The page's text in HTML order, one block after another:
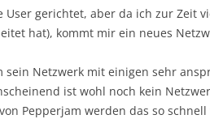
gerichtet, aber da ich zur Zeit
hat), kommt mir ein neues
sein Netzwerk mit einigen sehr
ist wohl noch kein
Pepperjam werden das so